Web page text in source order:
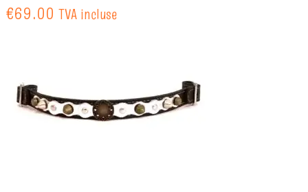
€69.00 TVA incluse